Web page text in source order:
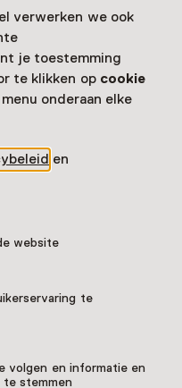
verwerken we ook
je toestemming
te klikken op cookie
onderaan elke
en
website
te
volgen en informatie en
stemmen
& PLANK
tot 17:00